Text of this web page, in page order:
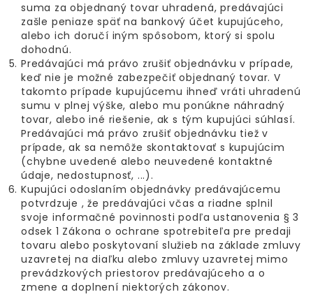
suma za objednaný tovar uhradená, predávajúci
zašle peniaze späť na bankový účet kupujúceho,
alebo ich doručí iným spôsobom, ktorý si spolu
dohodnú.
Predávajúci má právo zrušiť objednávku v prípade,
keď nie je možné zabezpečiť objednaný tovar. V
takomto prípade kupujúcemu ihneď vráti uhradenú
sumu v plnej výške, alebo mu ponúkne náhradný
tovar, alebo iné riešenie, ak s tým kupujúci súhlasí.
Predávajúci má právo zrušiť objednávku tiež v
prípade, ak sa nemôže skontaktovať s kupujúcim
(chybne uvedené alebo neuvedené kontaktné
údaje, nedostupnosť, ...).
Kupujúci odoslaním objednávky predávajúcemu
potvrdzuje , že predávajúci včas a riadne splnil
svoje informačné povinnosti podľa ustanovenia § 3
odsek 1 Zákona o ochrane spotrebiteľa pre predaji
tovaru alebo poskytovaní služieb na základe zmluvy
uzavretej na diaľku alebo zmluvy uzavretej mimo
prevádzkových priestorov predávajúceho a o
zmene a doplnení niektorých zákonov.